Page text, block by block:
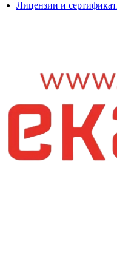
Лицензии и